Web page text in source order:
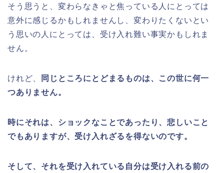
そう思うと、変わらなきゃと焦っている人にとっては
意外に感じるかもしれませんし、変わりたくないとい
う思いの人にとっては、受け入れ難い事実かもしれま
せん。
けれど、
同じところにとどまるものは、この世に何一
つありません。
時にそれは、ショックなことであったり、悲しいこと
でもありますが、受け入れざるを得ないのです。
そして、それを受け入れている自分は受け入れる前の